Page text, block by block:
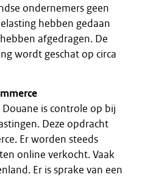
ondernemers geen
hebben gedaan
afgedragen. De
wordt geschat op circa
is controle op bij
Deze opdracht
Er worden steeds
online verkocht. Vaak
Er is sprake van een